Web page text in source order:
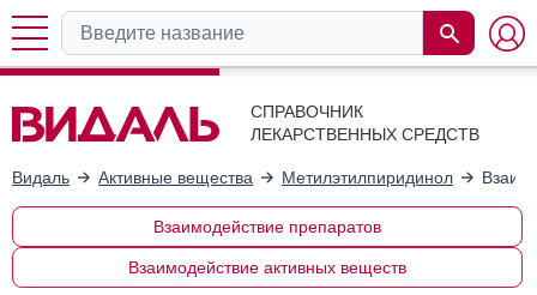
СПРАВОЧНИК
ЛЕКАРСТВЕННЫХ СРЕДСТВ
Видаль Активные вещества Метилэтилпиридинол
Взаимодействие препаратов
Взаимодействие активных веществ